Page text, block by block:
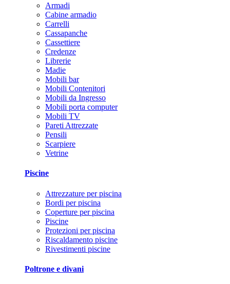
Armadi
Cabine armadio
Carrelli
Cassapanche
Cassettiere
Credenze
Librerie
Madie
Mobili bar
Mobili Contenitori
Mobili da Ingresso
Mobili porta computer
Mobili TV
Pareti Attrezzate
Pensili
Scarpiere
Vetrine
Piscine
Attrezzature per piscina
Bordi per piscina
Coperture per piscina
Piscine
Protezioni per piscina
Riscaldamento piscine
Rivestimenti piscine
Poltrone e divani